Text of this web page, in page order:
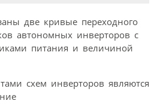
две кривые переходного
автономных инверторов с
питания и величиной
схем инверторов являются